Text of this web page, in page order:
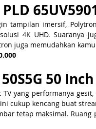
tampilan imersif,
4K UHD. Suaranya
juga memudahkan
50
yang performanya
ini cukup kencang buat
tetap maksimal.